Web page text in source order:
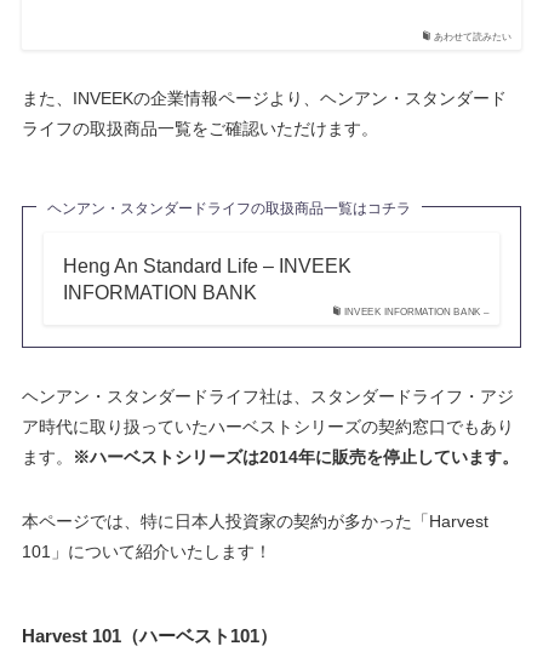
あわせて読みたい
また、INVEEKの企業情報ページより、ヘンアン・スタンダード
ライフの取扱商品一覧をご確認いただけます。
ヘンアン・スタンダードライフの取扱商品一覧はコチラ
INVEEK INFORMATION BANK –
Heng An Standard Life – INVEEK
INFORMATION BANK
ヘンアン・スタンダードライフ社は、スタンダードライフ・アジ
ア時代に取り扱っていたハーベストシリーズの契約窓口でもあり
ます。
※ハーベストシリーズは2014年に販売を停止しています。
本ページでは、特に日本人投資家の契約が多かった「Harvest
101」について紹介いたします！
Harvest 101（ハーベスト101）